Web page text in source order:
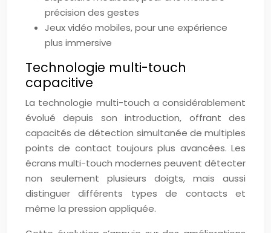
précision des gestes
Jeux vidéo mobiles, pour une expérience
plus immersive
Technologie multi-touch
capacitive
La technologie multi-touch a considérablement
évolué depuis son introduction, offrant des
capacités de détection simultanée de multiples
points de contact toujours plus avancées. Les
écrans multi-touch modernes peuvent détecter
non seulement plusieurs doigts, mais aussi
distinguer différents types de contacts et
même la pression appliquée.